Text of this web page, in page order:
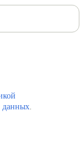
данных.